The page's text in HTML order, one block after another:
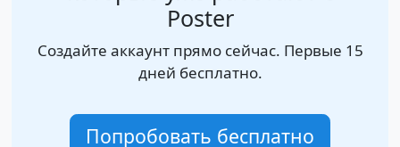
Poster
Создайте аккаунт прямо сейчас. Первые 15
дней бесплатно.
Попробовать бесплатно